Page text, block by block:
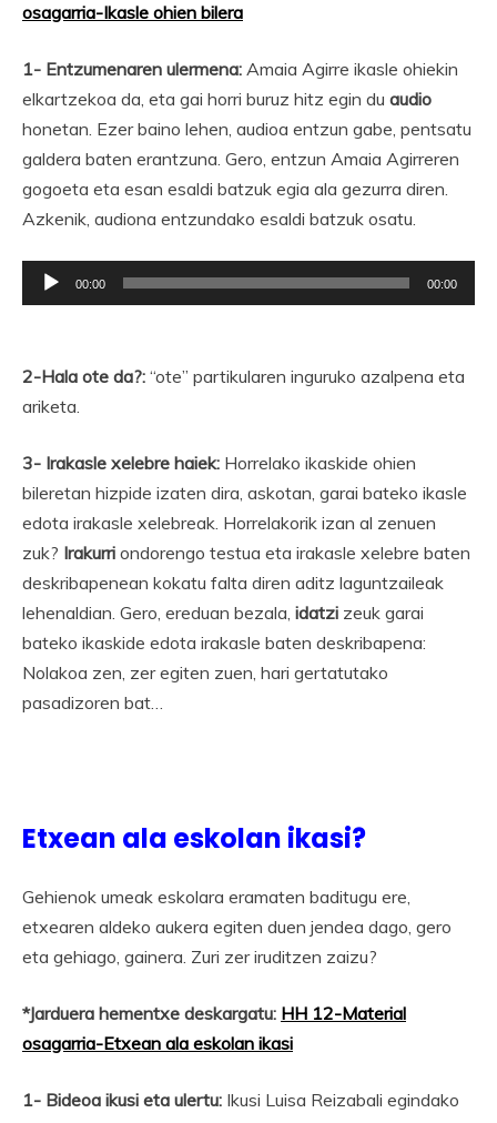
osagarria-Ikasle ohien bilera
1- Entzumenaren ulermena: Amaia Agirre ikasle ohiekin
elkartzekoa da, eta gai horri buruz hitz egin du audio
honetan. Ezer baino lehen, audioa entzun gabe, pentsatu
galdera baten erantzuna. Gero, entzun Amaia Agirreren
gogoeta eta esan esaldi batzuk egia ala gezurra diren.
Azkenik, audiona entzundako esaldi batzuk osatu.
Soinu
erreproduzigailua
00:00 00:00
2-Hala ote da?: “ote” partikularen inguruko azalpena eta
ariketa.
3- Irakasle xelebre haiek: Horrelako ikaskide ohien
bileretan hizpide izaten dira, askotan, garai bateko ikasle
edota irakasle xelebreak. Horrelakorik izan al zenuen
zuk? Irakurri ondorengo testua eta irakasle xelebre baten
deskribapenean kokatu falta diren aditz laguntzaileak
lehenaldian. Gero, ereduan bezala, idatzi zeuk garai
bateko ikaskide edota irakasle baten deskribapena:
Nolakoa zen, zer egiten zuen, hari gertatutako
pasadizoren bat…
Etxean ala eskolan ikasi?
Gehienok umeak eskolara eramaten baditugu ere,
etxearen aldeko aukera egiten duen jendea dago, gero
eta gehiago, gainera. Zuri zer iruditzen zaizu?
*Jarduera hementxe deskargatu: HH 12-Material
osagarria-Etxean ala eskolan ikasi
1- Bideoa ikusi eta ulertu: Ikusi Luisa Reizabali egindako